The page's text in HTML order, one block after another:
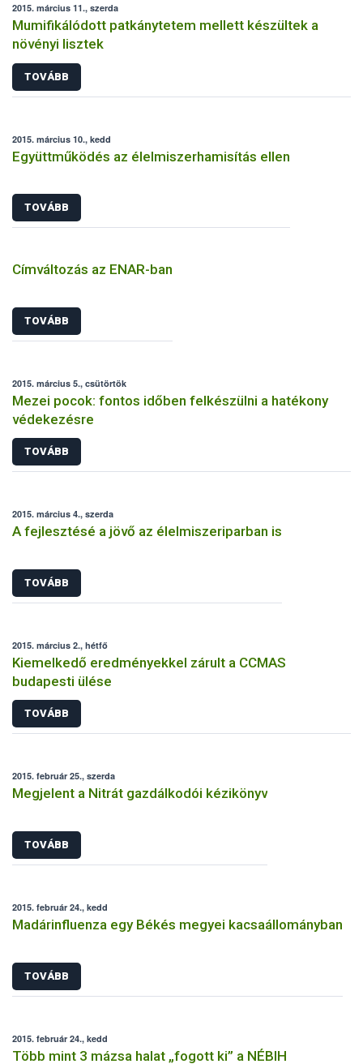
2015. március 11., szerda
Mumifikálódott patkánytetem mellett készültek a
növényi lisztek
TOVÁBB
2015. március 10., kedd
Együttműködés az élelmiszerhamisítás ellen
TOVÁBB
Címváltozás az ENAR-ban
TOVÁBB
2015. március 5., csütörtök
Mezei pocok: fontos időben felkészülni a hatékony
védekezésre
TOVÁBB
2015. március 4., szerda
A fejlesztésé a jövő az élelmiszeriparban is
TOVÁBB
2015. március 2., hétfő
Kiemelkedő eredményekkel zárult a CCMAS
budapesti ülése
TOVÁBB
2015. február 25., szerda
Megjelent a Nitrát gazdálkodói kézikönyv
TOVÁBB
2015. február 24., kedd
Madárinfluenza egy Békés megyei kacsaállományban
TOVÁBB
2015. február 24., kedd
Több mint 3 mázsa halat „fogott ki” a NÉBIH